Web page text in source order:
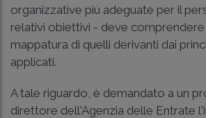
organizzative più adeguate per il
relativi obiettivi - deve comprendere
mappatura di quelli derivanti dai
applicati.
A tale riguardo, è demandato a un
direttore dell'Agenzia delle Entrate